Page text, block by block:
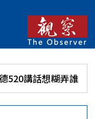
520講話想糊弄誰